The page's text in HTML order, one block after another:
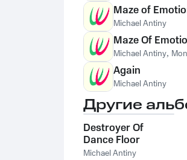
Maze of
Michael Antiny
Maze Of
Michael Antiny,
Again
Michael Antiny
Другие
Destroyer Of
Dance Floor
Michael Antiny